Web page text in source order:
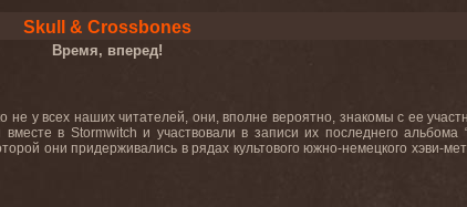
Skull & Crossbones
Время, вперед!
не у всех наших читателей, они, вполне вероятно, знакомы с ее
вместе в Stormwitch и участвовали в записи их последнего
они придерживались в рядах культового южно-немецкого хэви-